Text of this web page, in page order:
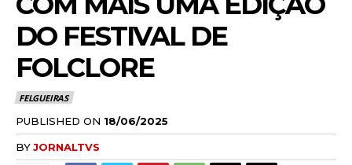
DO FESTIVAL DE
FOLCLORE
FELGUEIRAS
PUBLISHED ON 18/06/2025
BYJORNALTVS